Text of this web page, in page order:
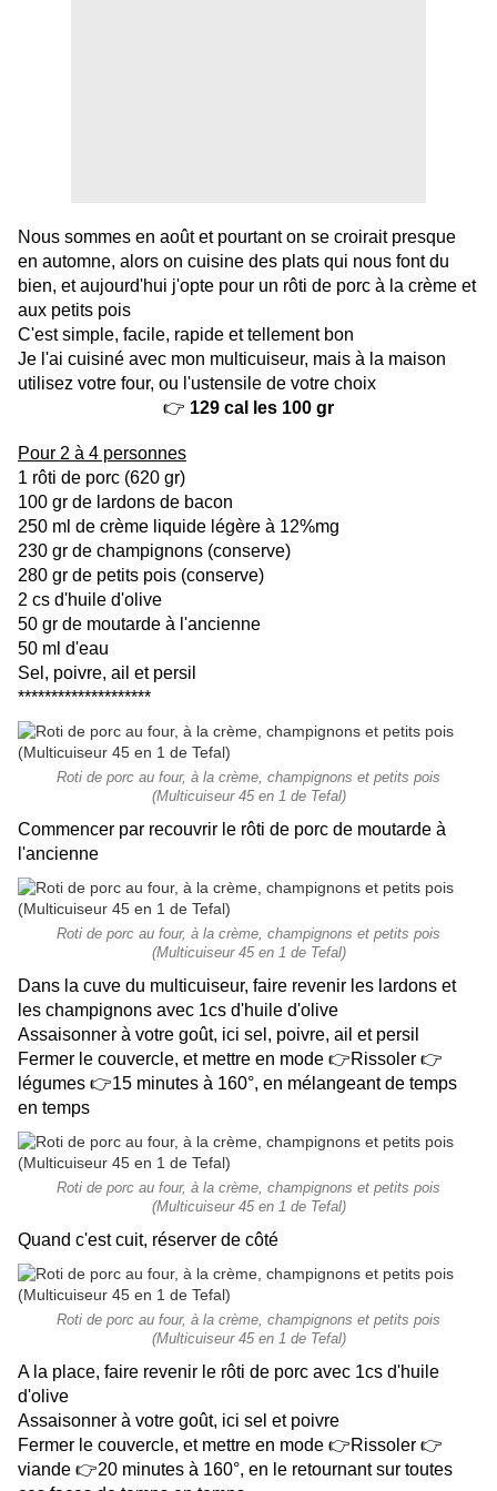
Nous sommes en août et pourtant on se croirait presque
en automne, alors on cuisine des plats qui nous font du
bien, et aujourd'hui j'opte pour un rôti de porc à la crème et
aux petits pois
C'est simple, facile, rapide et tellement bon
Je l'ai cuisiné avec mon multicuiseur, mais à la maison
utilisez votre four, ou l'ustensile de votre choix
👉 129 cal les 100 gr
Pour 2 à 4 personnes
1 rôti de porc (620 gr)
100 gr de lardons de bacon
250 ml de crème liquide légère à 12%mg
230 gr de champignons (conserve)
280 gr de petits pois (conserve)
2 cs d'huile d'olive
50 gr de moutarde à l'ancienne
50 ml d'eau
Sel, poivre, ail et persil
********************
Roti de porc au four, à la crème, champignons et petits pois
(Multicuiseur 45 en 1 de Tefal)
Commencer par recouvrir le rôti de porc de moutarde à
l'ancienne
Roti de porc au four, à la crème, champignons et petits pois
(Multicuiseur 45 en 1 de Tefal)
Dans la cuve du multicuiseur, faire revenir les lardons et
les champignons avec 1cs d'huile d'olive
Assaisonner à votre goût, ici sel, poivre, ail et persil
Fermer le couvercle, et mettre en mode 👉Rissoler 👉
légumes 👉15 minutes à 160°, en mélangeant de temps
en temps
Roti de porc au four, à la crème, champignons et petits pois
(Multicuiseur 45 en 1 de Tefal)
Quand c'est cuit, réserver de côté
Roti de porc au four, à la crème, champignons et petits pois
(Multicuiseur 45 en 1 de Tefal)
A la place, faire revenir le rôti de porc avec 1cs d'huile
d'olive
Assaisonner à votre goût, ici sel et poivre
Fermer le couvercle, et mettre en mode 👉Rissoler 👉
viande 👉20 minutes à 160°, en le retournant sur toutes